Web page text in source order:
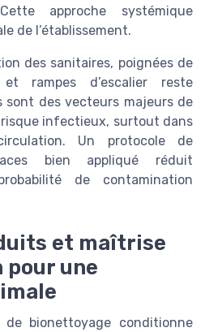
approche systémique
de l’établissement.
des sanitaires, poignées de
rampes d’escalier reste
sont des vecteurs majeurs de
infectieux, surtout dans
Un protocole de
bien appliqué réduit
de contamination
et maîtrise
pour une
bionettoyage conditionne